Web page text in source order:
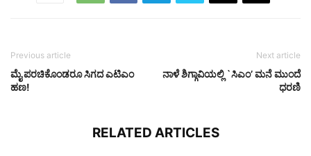
Previous article
ಮೈ ಪರಚಿಕೊಂಡರೂ ಸಿಗದ ಎಟಿಎಂ
ಹಣ!
Next article
ನಾಳೆ ಶಿಗ್ಗಾವಿಯಲ್ಲಿ `ಸಿಎಂ’ ಮನೆ ಮುಂದೆ
ಧರಣಿ
RELATED ARTICLES